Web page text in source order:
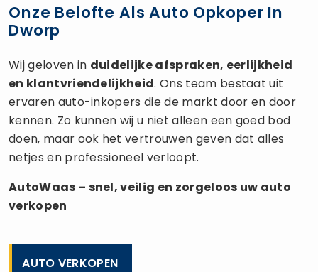
Onze Belofte Als Auto Opkoper In
Dworp
Wij geloven in duidelijke afspraken, eerlijkheid
en klantvriendelijkheid. Ons team bestaat uit
ervaren auto-inkopers die de markt door en door
kennen. Zo kunnen wij u niet alleen een goed bod
doen, maar ook het vertrouwen geven dat alles
netjes en professioneel verloopt.
AutoWaas – snel, veilig en zorgeloos uw auto
verkopen
AUTO VERKOPEN